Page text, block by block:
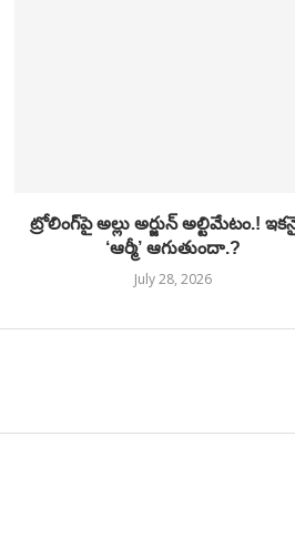
ట్రోలింగ్‌పై అల్లు అర్జున్ అల్టిమేటం.!
‘ఆర్మీ’ ఆగుతుందా.?
July 28, 2026